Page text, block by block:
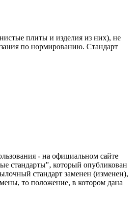
плиты и изделия из них), не
по нормированию. Стандарт
- на официальном сайте
стандарты", который опубликован
стандарт заменен (изменен),
то положение, в котором дана